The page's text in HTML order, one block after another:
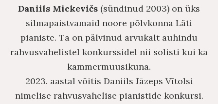
Daniils Mickevičs (sündinud 2003) on üks
silmapaistvamaid noore põlvkonna Läti
pianiste. Ta on pälvinud arvukalt auhindu
rahvusvahelistel konkurssidel nii solisti kui ka
kammermuusikuna.
2023. aastal võitis Daniils Jāzeps Vītolsi
nimelise rahvusvahelise pianistide konkursi.